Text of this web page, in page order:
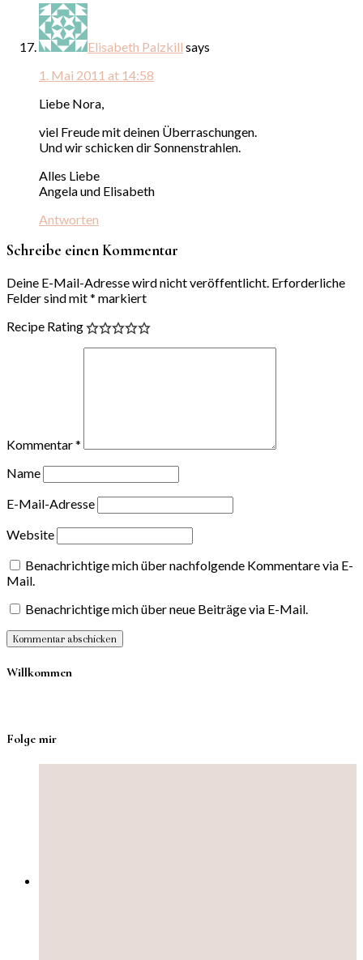
Elisabeth Palzkill says
1. Mai 2011 at 14:58
Liebe Nora,
viel Freude mit deinen Überraschungen.
Und wir schicken dir Sonnenstrahlen.
Alles Liebe
Angela und Elisabeth
Antworten
Schreibe einen Kommentar
Deine E-Mail-Adresse wird nicht veröffentlicht. Erforderliche
Felder sind mit* markiert
Recipe Rating
Kommentar*
Name
E-Mail-Adresse
Website
Benachrichtige mich über nachfolgende Kommentare via E-
Mail.
Benachrichtige mich über neue Beiträge via E-Mail.
Willkommen
Folge mir